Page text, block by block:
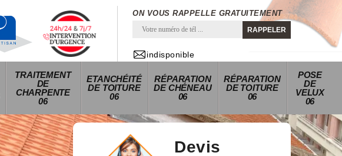
ON VOUS RAPPELLE GRATUITEMENT
indisponible
TRAITEMENT
DE
CHARPENTE
06
ETANCHÉITÉ
DE TOITURE
06
RÉPARATION
DE CHÉNEAU
06
RÉPARATION
DE TOITURE
06
POSE
DE
VELUX
06
Devis